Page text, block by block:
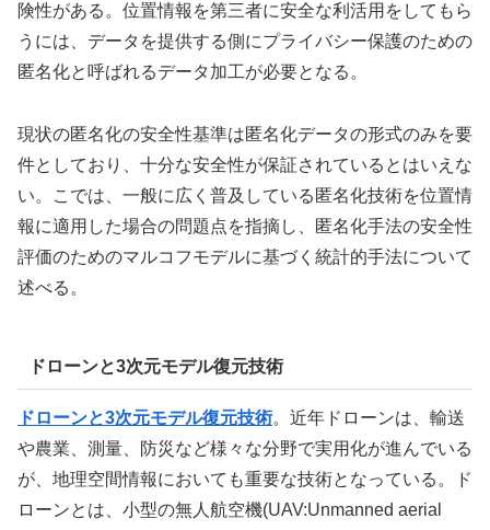
険性がある。位置情報を第三者に安全な利活用をしてもら
うには、データを提供する側にプライバシー保護のための
匿名化と呼ばれるデータ加工が必要となる。
現状の匿名化の安全性基準は匿名化データの形式のみを要
件としており、十分な安全性が保証されているとはいえな
い。こでは、一般に広く普及している匿名化技術を位置情
報に適用した場合の問題点を指摘し、匿名化手法の安全性
評価のためのマルコフモデルに基づく統計的手法について
述べる。
ドローンと3次元モデル復元技術
ドローンと3次元モデル復元技術。近年ドローンは、輸送
や農業、測量、防災など様々な分野で実用化が進んでいる
が、地理空間情報においても重要な技術となっている。ド
ローンとは、小型の無人航空機(UAV:Unmanned aerial